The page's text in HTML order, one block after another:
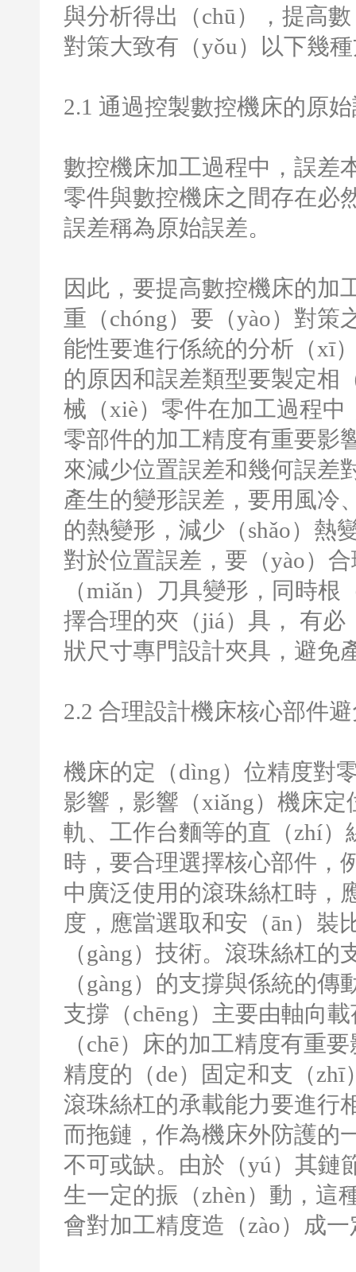
與分析得出（chū），提高
對策大致有（yǒu）以下幾
2.1 通過控製數控機床的原
數控機床加工過程中，誤差
零件與數控機床之間存在必
誤差稱為原始誤差。
因此，要提高數控機床的加
重（chóng）要（yào）對策
能性要進行係統的分析（xī
的原因和誤差類型要製定相
械（xiè）零件在加工過程
零部件的加工精度有重要影
來減少位置誤差和幾何誤差
產生的變形誤差，要用風冷
的熱變形，減少（shǎo）熱
對於位置誤差，要（yào）
（miǎn）刀具變形，同時
擇合理的夾（jiá）具，
有必
狀尺寸專門設計夾具，避免
2.2 合理設計機床核心部件
機床的定（dìng）位精度對
影響，影響（xiǎng）機床
軌、工作台麵等的直（zhí
時，要合理選擇核心部件，
中廣泛使用的滾珠絲杠時，
度，應當選取和安（ān）裝
（gàng）技術。滾珠絲杠
（gàng）的支撐與係統的
支撐（chēng）主要由軸向
（chē）床的加工精度有重
精度的（de）固定和支（
滾珠絲杠的承載能力要進行
而拖鏈，作為機床外防護的
不可或缺。由於（yú）其鏈
生一定的振（zhèn）動，這
會對加工精度造（zào）成